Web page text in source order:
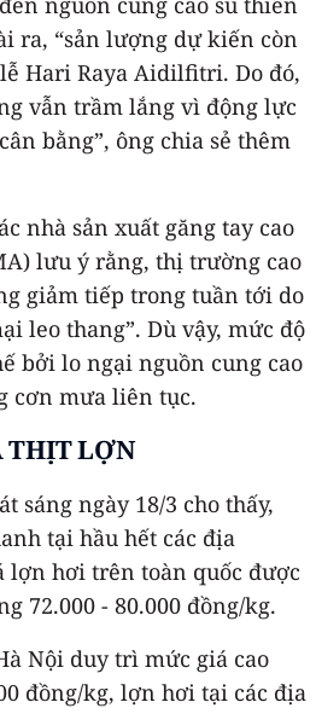
ra, “sản lượng dự kiến còn
Hari Raya Aidilfitri. Do đó,
vẫn trầm lắng vì động lực
bằng”, ông chia sẻ thêm
nhà sản xuất găng tay cao
lưu ý rằng, thị trường cao
giảm tiếp trong tuần tới do
leo thang”. Dù vậy, mức độ
bởi lo ngại nguồn cung cao
cơn mưa liên tục.
THỊT LỢN
sáng ngày 18/3 cho thấy,
tại hầu hết các địa
lợn hơi trên toàn quốc được
72.000 - 80.000 đồng/kg.
Nội duy trì mức giá cao
đồng/kg, lợn hơi tại các địa